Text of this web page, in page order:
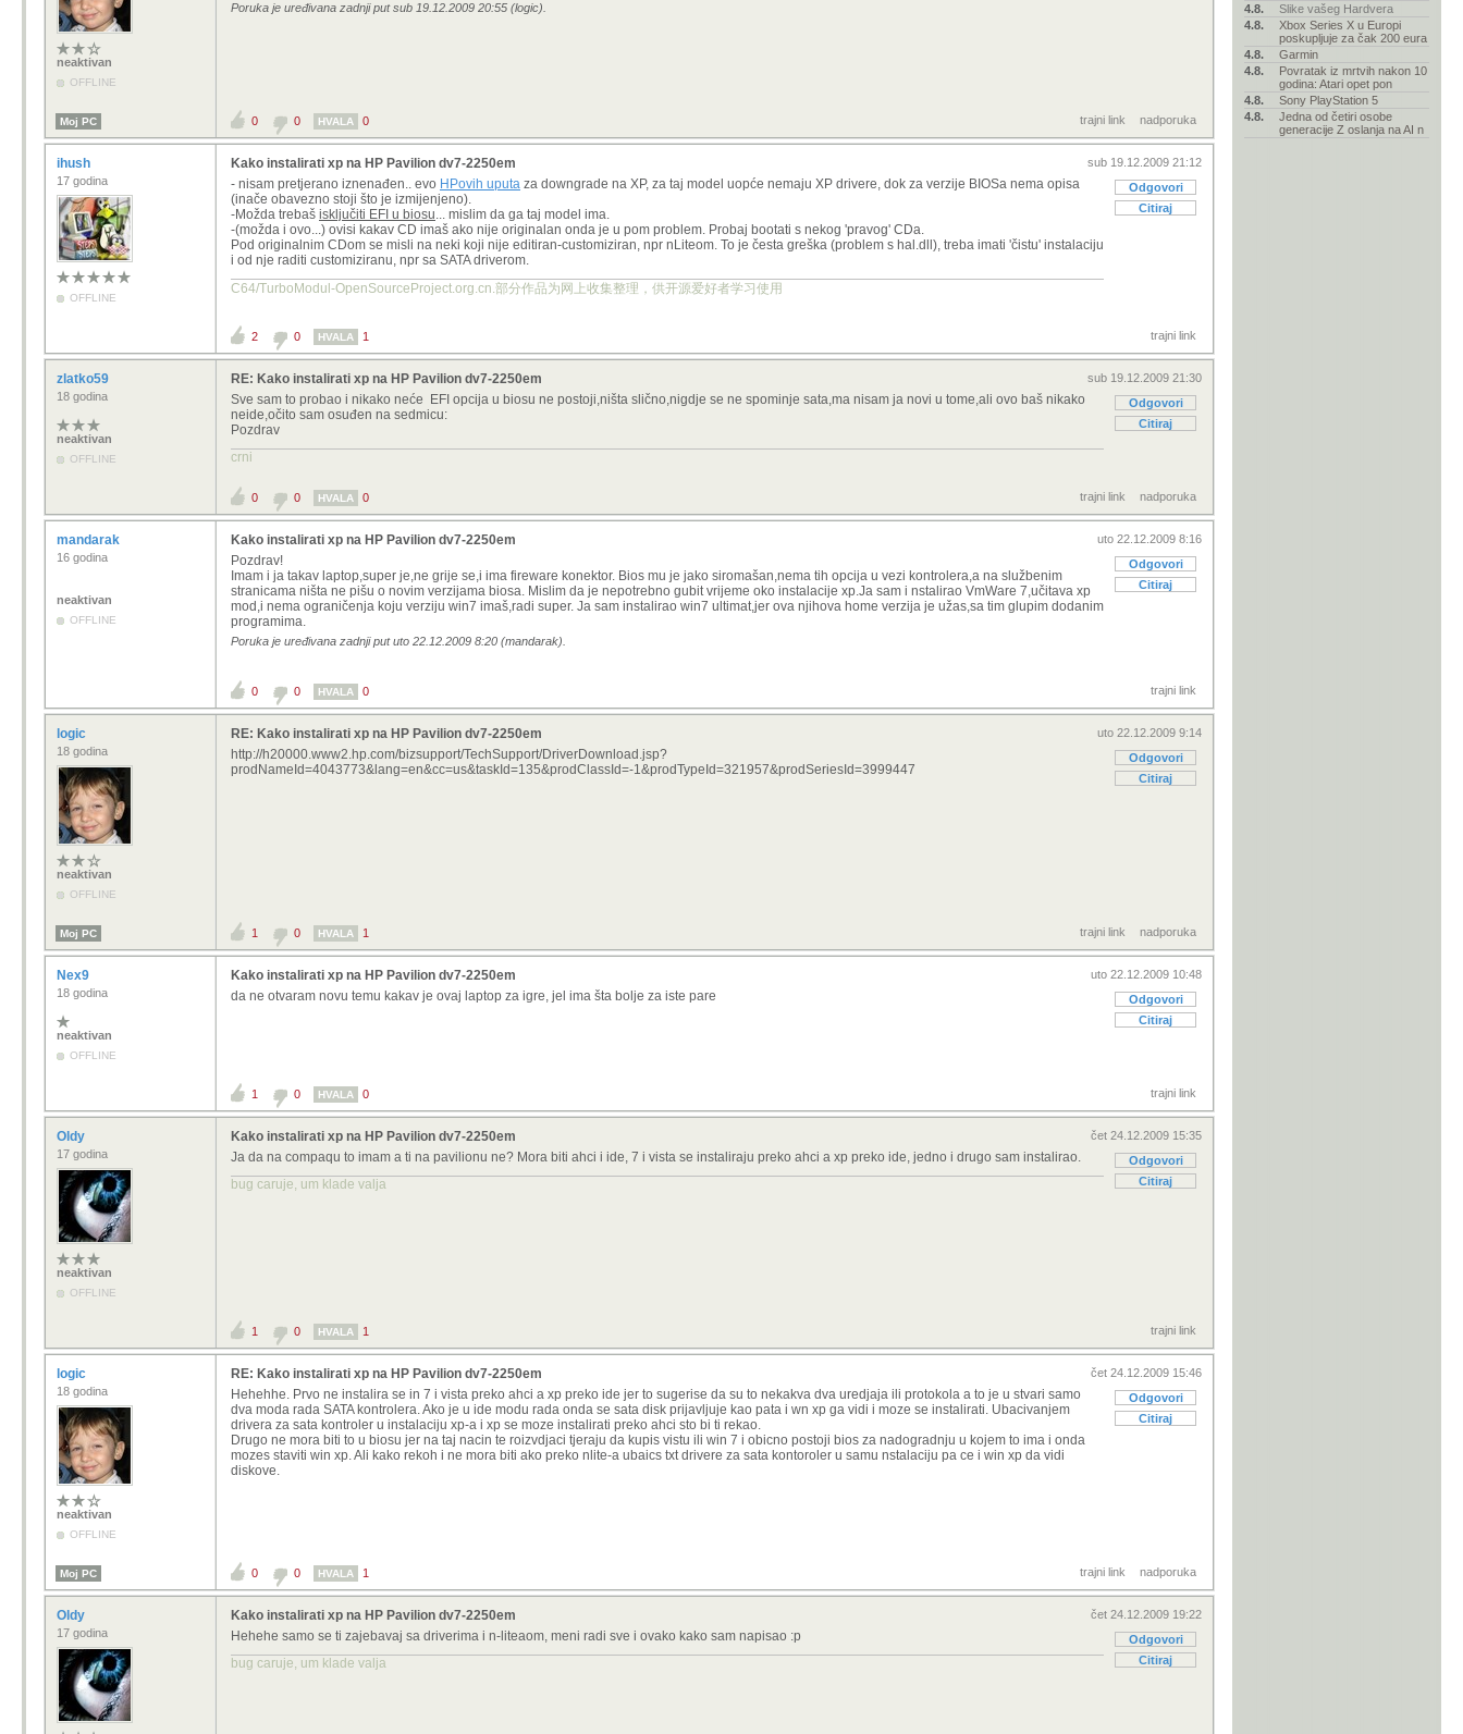
neaktivan
OFFLINE
Poruka je uređivana zadnji put sub 19.12.2009 20:55 (logic).
Moj PC trajni link nadporuka
0 0 HVALA 0
ihush
17 godina
OFFLINE
sub 19.12.2009 21:12
Odgovori
Citiraj
Kako instalirati xp na HP Pavilion dv7-2250em
- nisam pretjerano iznenađen.. evo HPovih uputa za downgrade na XP, za taj model uopće nemaju XP drivere, dok za verzije BIOSa nema opisa
(inače obavezno stoji što je izmijenjeno).
-Možda trebaš isključiti EFI u biosu... mislim da ga taj model ima.
-(možda i ovo...) ovisi kakav CD imaš ako nije originalan onda je u pom problem. Probaj bootati s nekog 'pravog' CDa.
Pod originalnim CDom se misli na neki koji nije editiran-customiziran, npr nLiteom. To je česta greška (problem s hal.dll), treba imati 'čistu' instalaciju
i od nje raditi customiziranu, npr sa SATA driverom.
C64/TurboModul-OpenSourceProject.org.cn.部分作品为网上收集整理，供开源爱好者学习使用
trajni link
2 0 HVALA 1
zlatko59
18 godina
neaktivan
OFFLINE
sub 19.12.2009 21:30
Odgovori
Citiraj
RE: Kako instalirati xp na HP Pavilion dv7-2250em
Sve sam to probao i nikako neće EFI opcija u biosu ne postoji,ništa slično,nigdje se ne spominje sata,ma nisam ja novi u tome,ali ovo baš nikako
neide,očito sam osuđen na sedmicu:
Pozdrav
crni
trajni link nadporuka
0 0 HVALA 0
mandarak
16 godina
neaktivan
OFFLINE
uto 22.12.2009 8:16
Odgovori
Citiraj
Kako instalirati xp na HP Pavilion dv7-2250em
Pozdrav!
Imam i ja takav laptop,super je,ne grije se,i ima fireware konektor. Bios mu je jako siromašan,nema tih opcija u vezi kontrolera,a na službenim
stranicama ništa ne pišu o novim verzijama biosa. Mislim da je nepotrebno gubit vrijeme oko instalacije xp.Ja sam i nstalirao VmWare 7,učitava xp
mod,i nema ograničenja koju verziju win7 imaš,radi super. Ja sam instalirao win7 ultimat,jer ova njihova home verzija je užas,sa tim glupim dodanim
programima.
Poruka je uređivana zadnji put uto 22.12.2009 8:20 (mandarak).
trajni link
0 0 HVALA 0
logic
18 godina
neaktivan
OFFLINE
uto 22.12.2009 9:14
Odgovori
Citiraj
RE: Kako instalirati xp na HP Pavilion dv7-2250em
http://h20000.www2.hp.com/bizsupport/TechSupport/DriverDownload.jsp?
prodNameId=4043773&lang=en&cc=us&taskId=135&prodClassId=-1&prodTypeId=321957&prodSeriesId=3999447
Moj PC trajni link nadporuka
1 0 HVALA 1
Nex9
18 godina
neaktivan
OFFLINE
uto 22.12.2009 10:48
Odgovori
Citiraj
Kako instalirati xp na HP Pavilion dv7-2250em
da ne otvaram novu temu kakav je ovaj laptop za igre, jel ima šta bolje za iste pare
trajni link
1 0 HVALA 0
Oldy
17 godina
neaktivan
OFFLINE
čet 24.12.2009 15:35
Odgovori
Citiraj
Kako instalirati xp na HP Pavilion dv7-2250em
Ja da na compaqu to imam a ti na pavilionu ne? Mora biti ahci i ide, 7 i vista se instaliraju preko ahci a xp preko ide, jedno i drugo sam instalirao.
bug caruje, um klade valja
trajni link
1 0 HVALA 1
logic
18 godina
neaktivan
OFFLINE
čet 24.12.2009 15:46
Odgovori
Citiraj
RE: Kako instalirati xp na HP Pavilion dv7-2250em
Hehehhe. Prvo ne instalira se in 7 i vista preko ahci a xp preko ide jer to sugerise da su to nekakva dva uredjaja ili protokola a to je u stvari samo
dva moda rada SATA kontrolera. Ako je u ide modu rada onda se sata disk prijavljuje kao pata i wn xp ga vidi i moze se instalirati. Ubacivanjem
drivera za sata kontroler u instalaciju xp-a i xp se moze instalirati preko ahci sto bi ti rekao.
Drugo ne mora biti to u biosu jer na taj nacin te roizvdjaci tjeraju da kupis vistu ili win 7 i obicno postoji bios za nadogradnju u kojem to ima i onda
mozes staviti win xp. Ali kako rekoh i ne mora biti ako preko nlite-a ubaics txt drivere za sata kontoroler u samu nstalaciju pa ce i win xp da vidi
diskove.
Moj PC trajni link nadporuka
0 0 HVALA 1
Oldy
17 godina
čet 24.12.2009 19:22
Odgovori
Citiraj
Kako instalirati xp na HP Pavilion dv7-2250em
Hehehe samo se ti zajebavaj sa driverima i n-liteaom, meni radi sve i ovako kako sam napisao :p
bug caruje, um klade valja
4.8.
Slike vašeg Hardvera
4.8.
Xbox Series X u Europi
poskupljuje za čak 200 eura
4.8.
Garmin
4.8.
Povratak iz mrtvih nakon 10
godina: Atari opet pon
4.8.
Sony PlayStation 5
4.8.
Jedna od četiri osobe
generacije Z oslanja na AI n